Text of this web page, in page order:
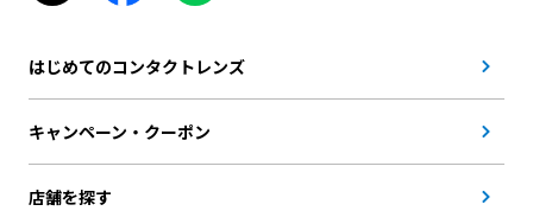
はじめてのコンタクトレンズ
キャンペーン・クーポン
店舗を探す